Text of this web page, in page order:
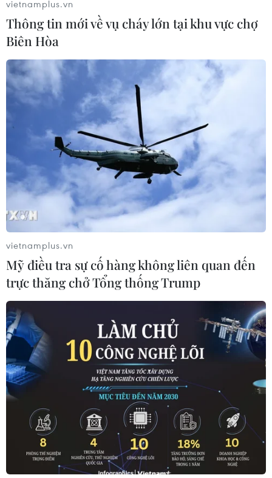
Lâm Đồng: Cứu sống bệnh nhân bị thanh
sắt đâm xuyên thấu lồng ngực
09/04/2019 12:45
Ngày 8/4, bệnh nhân Lân được đưa đến Bệnh viện đa
khoa Lâm Đồng cấp cứu trong tình trạng bị một thanh
sắt phi 8 đâm xuyên từ cánh tay trái vào lồng ngực và
xuyên ra sau xương ức.
vietnamplus.vn
Thông tin mới về vụ cháy lớn tại khu vực chợ
Biên Hòa
vietnamplus.vn
Mỹ điều tra sự cố hàng không liên quan đến
trực thăng chở Tổng thống Trump